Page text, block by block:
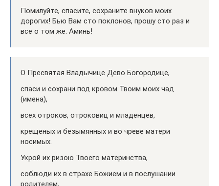
Помилуйте, спасите, сохраните внуков моих
дорогих! Бью Вам сто поклонов, прошу сто раз и
все о том же. Аминь!
О Пресвятая Владычице Дево Богородице,
спаси и сохрани под кровом Твоим моих чад
(имена),
всех отроков, отроковиц и младенцев,
крещеных и безымянных и во чреве матери
носимых.
Укрой их ризою Твоего материнства,
соблюди их в страхе Божием и в послушании
родителям,